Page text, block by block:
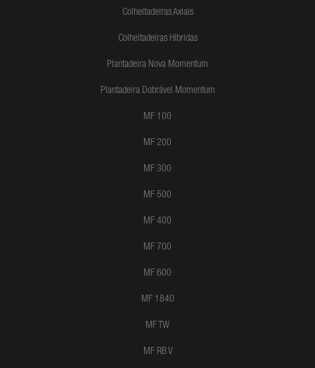
Colheitadeiras Axiais
Colheitadeiras Híbridas
Plantadeira Nova Momentum
Plantadeira Dobrável Momentum
MF 100
MF 200
MF 300
MF 500
MF 400
MF 700
MF 600
MF 1840
MF TW
MF RB V